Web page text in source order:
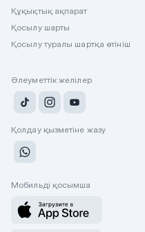
Құқықтық ақпарат
Қосылу шарты
Қосылу туралы шартқа өтініш
Әлеуметтік желілер
Қолдау қызметіне жазу
Мобильді қосымша